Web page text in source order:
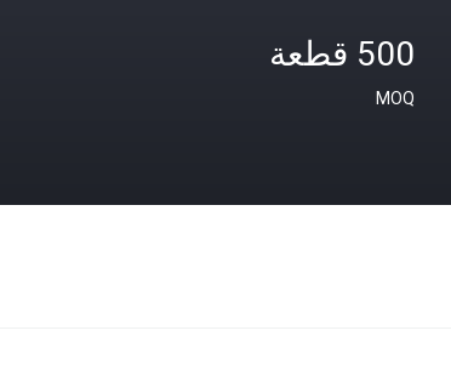
500 قطعة
MOQ